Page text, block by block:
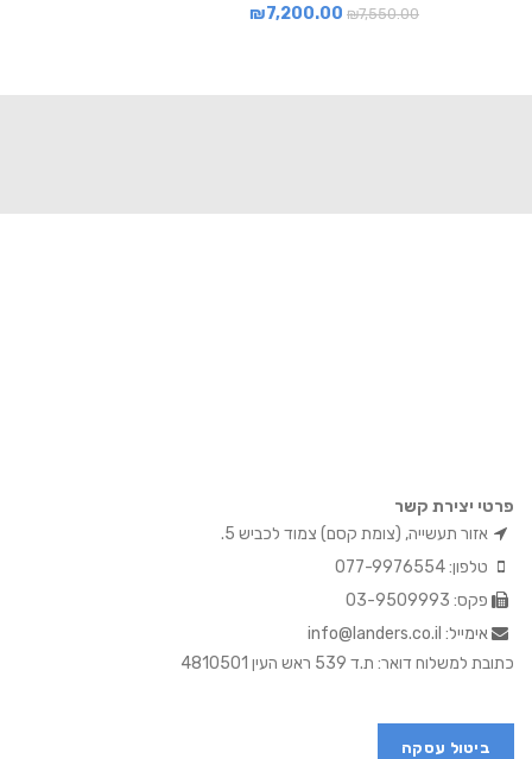
₪7,550.00
₪7,200.00
פרטי יצירת קשר
אזור תעשייה, (צומת קסם) צמוד לכביש 5.
טלפון: 077-9976554
פקס: 03-9509993
אימייל: info@landers.co.il
כתובת למשלוח דואר: ת.ד 539 ראש העין 4810501
ביטול עסקה